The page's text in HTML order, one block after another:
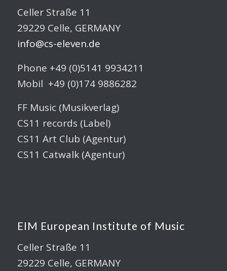
Celler Straße 11
29229 Celle, GERMANY
info@cs-eleven.de
Phone +49 (0)5141 9934211
Mobil +49 (0)174 9886282
FF Music (Musikverlag)
CS11 records (Label)
CS11 Art Club (Agentur)
CS11 Catwalk (Agentur)
EIM European Institute of Music
Celler Straße 11
29229 Celle, GERMANY